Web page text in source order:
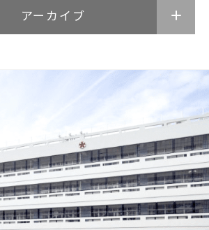
武蔵野短期大学
附属幼稚園・保育園
アーカイブ